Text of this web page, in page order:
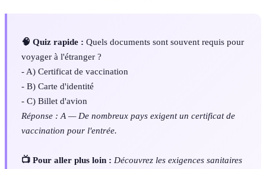
🧠 Quiz rapide : Quels documents sont souvent requis pour
voyager à l'étranger ?
- A) Certificat de vaccination
- B) Carte d'identité
- C) Billet d'avion
Réponse : A — De nombreux pays exigent un certificat de
vaccination pour l'entrée.
📺 Pour aller plus loin : Découvrez les exigences sanitaires